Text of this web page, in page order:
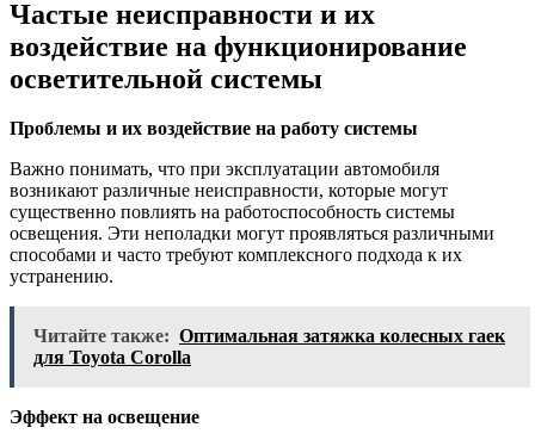
Частые неисправности и их
воздействие на функционирование
осветительной системы
Проблемы и их воздействие на работу системы
Важно понимать, что при эксплуатации автомобиля
возникают различные неисправности, которые могут
существенно повлиять на работоспособность системы
освещения. Эти неполадки могут проявляться различными
способами и часто требуют комплексного подхода к их
устранению.
Читайте также: Оптимальная затяжка колесных гаек
для Toyota Corolla
Эффект на освещение